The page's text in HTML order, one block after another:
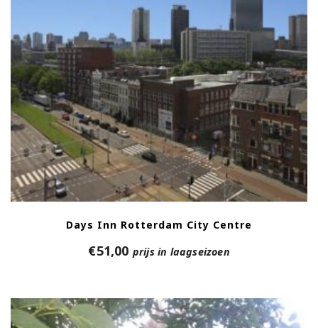
Days Inn Rotterdam City Centre
€51,00 prijs in laagseizoen